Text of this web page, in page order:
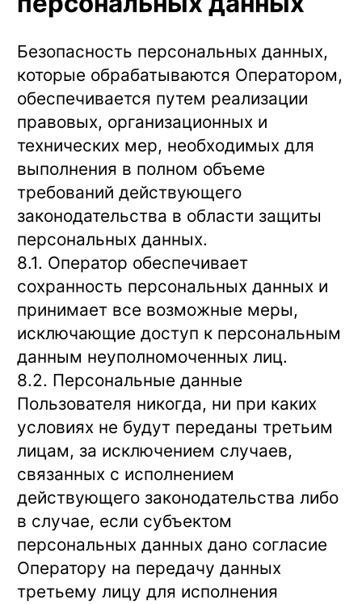
Безопасность персональных данных,
которые обрабатываются Оператором,
обеспечивается путем реализации
правовых, организационных и
технических мер, необходимых для
выполнения в полном объеме
требований действующего
законодательства в области защиты
персональных данных.
8.1. Оператор обеспечивает
сохранность персональных данных и
принимает все возможные меры,
исключающие доступ к персональным
данным неуполномоченных лиц.
8.2. Персональные данные
Пользователя никогда, ни при каких
условиях не будут переданы третьим
лицам, за исключением случаев,
связанных с исполнением
действующего законодательства либо
в случае, если субъектом
персональных данных дано согласие
Оператору на передачу данных
третьему лицу для исполнения